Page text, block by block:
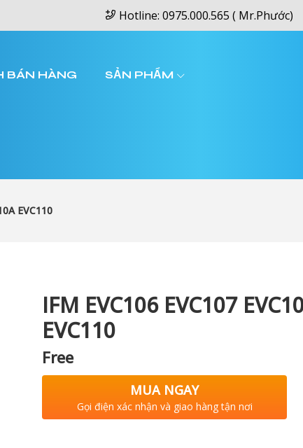
Hotline: 0975.000.565 ( Mr.Phước)
BÁN HÀNG SẢN PHẨM
EVC110
IFM EVC106 EVC107
EVC110
Free
MUA NGAY
Gọi điện xác nhận và giao hàng tận nơi